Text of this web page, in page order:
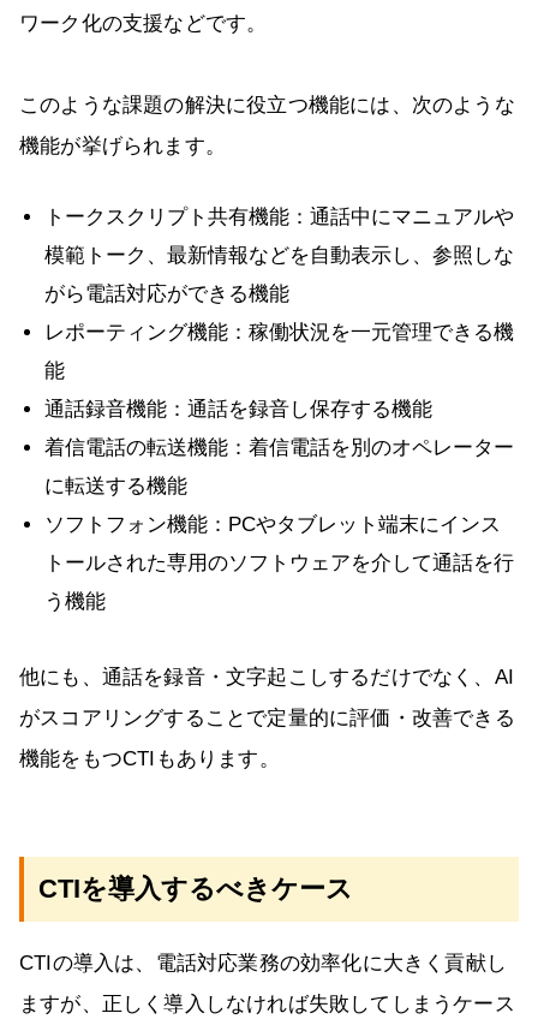
ワーク化の支援などです。
このような課題の解決に役立つ機能には、次のような
機能が挙げられます。
トークスクリプト共有機能：通話中にマニュアルや
模範トーク、最新情報などを自動表示し、参照しな
がら電話対応ができる機能
レポーティング機能：稼働状況を一元管理できる機
能
通話録音機能：通話を録音し保存する機能
着信電話の転送機能：着信電話を別のオペレーター
に転送する機能
ソフトフォン機能：PCやタブレット端末にインス
トールされた専用のソフトウェアを介して通話を行
う機能
他にも、通話を録音・文字起こしするだけでなく、AI
がスコアリングすることで定量的に評価・改善できる
機能をもつCTIもあります。
CTIを導入するべきケース
CTIの導入は、電話対応業務の効率化に大きく貢献し
ますが、正しく導入しなければ失敗してしまうケース